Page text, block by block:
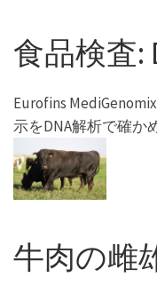
食品検査:
Eurofins
示をDNA解析で確か
牛肉の雌